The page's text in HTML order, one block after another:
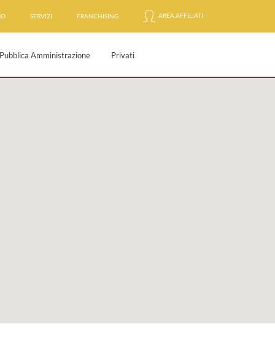
SERVIZI FRANCHISING AREA AFFILIATI
Pubblica Amministrazione Privati